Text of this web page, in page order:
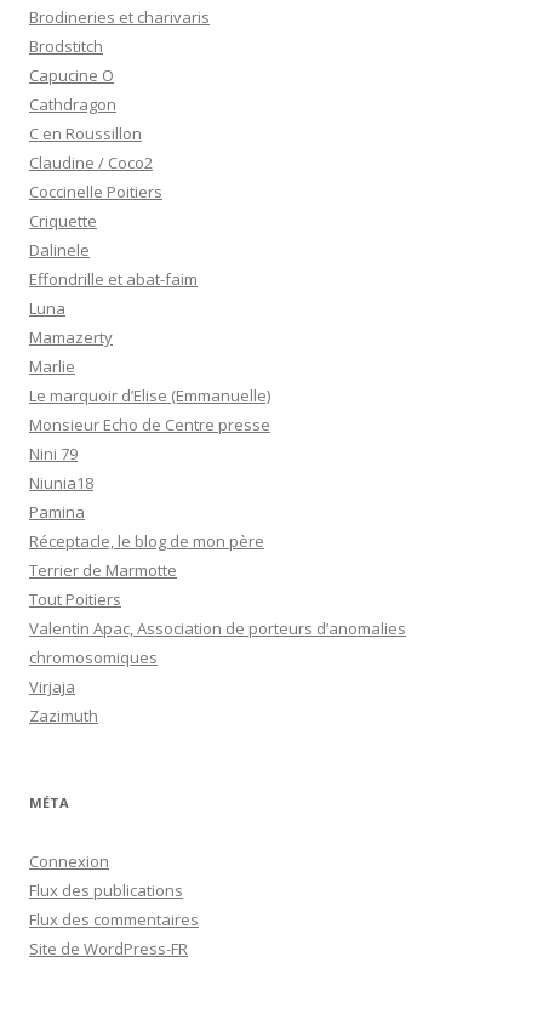
Brodineries et charivaris
Brodstitch
Capucine O
Cathdragon
C en Roussillon
Claudine / Coco2
Coccinelle Poitiers
Criquette
Dalinele
Effondrille et abat-faim
Luna
Mamazerty
Marlie
Le marquoir d’Elise (Emmanuelle)
Monsieur Echo de Centre presse
Nini 79
Niunia18
Pamina
Réceptacle, le blog de mon père
Terrier de Marmotte
Tout Poitiers
Valentin Apac, Association de porteurs d’anomalies
chromosomiques
Virjaja
Zazimuth
MÉTA
Connexion
Flux des publications
Flux des commentaires
Site de WordPress-FR